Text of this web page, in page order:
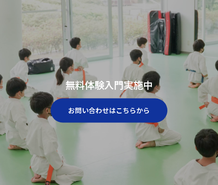
無料体験入門実施中
お問い合わせはこちらから